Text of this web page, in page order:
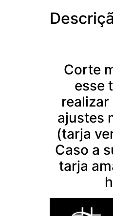
Corte
esse
ajustes
(tarja
Caso a
tarja